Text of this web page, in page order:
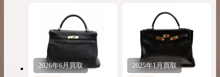
2026年6月買取 2025年1月 買取